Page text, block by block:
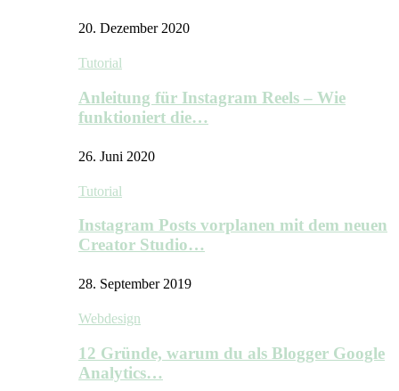
20. Dezember 2020
Tutorial
Anleitung für Instagram Reels – Wie
funktioniert die…
26. Juni 2020
Tutorial
Instagram Posts vorplanen mit dem neuen
Creator Studio…
28. September 2019
Webdesign
12 Gründe, warum du als Blogger Google
Analytics…